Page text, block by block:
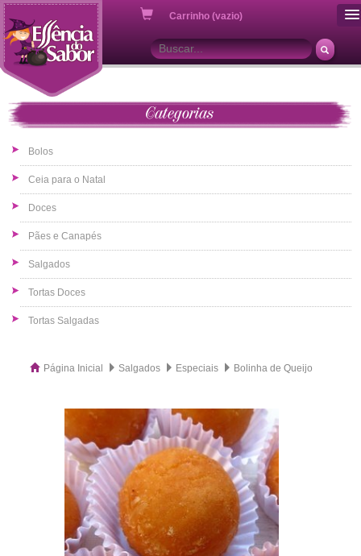
Carrinho (vazio)
Categorias
Bolos
Ceia para o Natal
Doces
Pães e Canapés
Salgados
Tortas Doces
Tortas Salgadas
Página Inicial Salgados Especiais Bolinha de Queijo